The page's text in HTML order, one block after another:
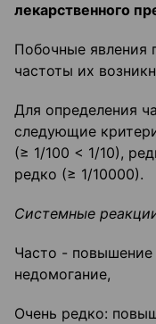
лекарственного
Побочные явления
частоты их
Для определения
следующие
(≥ 1/100 < 1/10),
редко (≥ 1/10000).
Системные
Часто - повышение
недомогание,
Очень редко: